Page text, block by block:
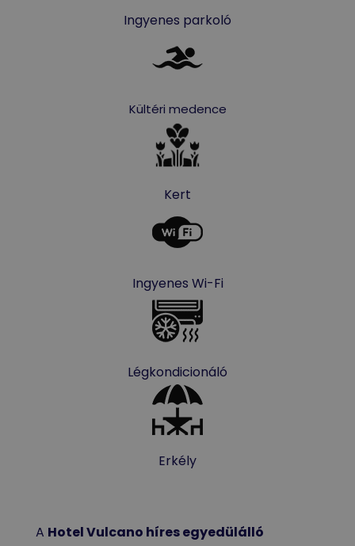
Ingyenes parkoló
Kültéri medence
Kert
Ingyenes Wi-Fi
Légkondicionáló
Erkély
A Hotel Vulcano híres egyedülálló